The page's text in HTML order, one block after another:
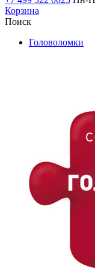
Корзина
Поиск
Головоломки